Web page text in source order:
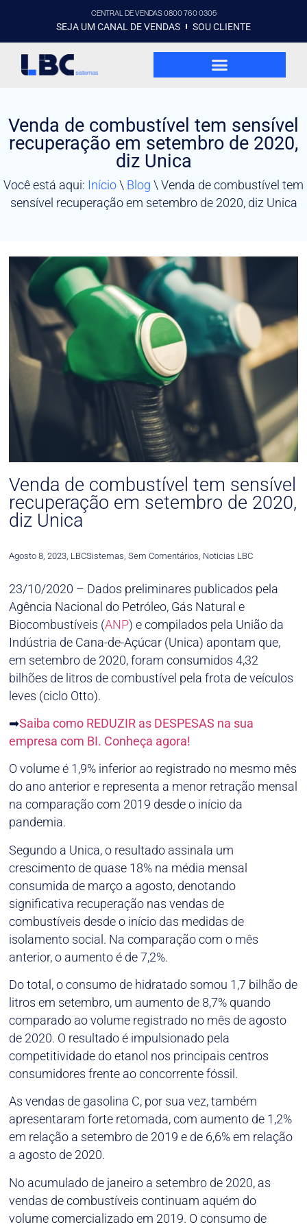
CENTRAL DE VENDAS 0800 760 0305
SEJA UM CANAL DE VENDAS SOU CLIENTE
Venda de combustível tem sensível
recuperação em setembro de 2020,
diz Unica
Você está aqui: Início\ Blog \ Venda de combustível tem
sensível recuperação em setembro de 2020, diz Unica
Venda de combustível tem sensível
recuperação em setembro de 2020,
diz Unica
Agosto 8, 2023, LBCSistemas, Sem Comentários, Noticias LBC
23/10/2020 – Dados preliminares publicados pela
Agência Nacional do Petróleo, Gás Natural e
Biocombustíveis (ANP) e compilados pela União da
Indústria de Cana-de-Açúcar (Unica) apontam que,
em setembro de 2020, foram consumidos 4,32
bilhões de litros de combustível pela frota de veículos
leves (ciclo Otto).
➡Saiba como REDUZIR as DESPESAS na sua
empresa com BI. Conheça agora!
O volume é 1,9% inferior ao registrado no mesmo mês
do ano anterior e representa a menor retração mensal
na comparação com 2019 desde o início da
pandemia.
Segundo a Unica, o resultado assinala um
crescimento de quase 18% na média mensal
consumida de março a agosto, denotando
significativa recuperação nas vendas de
combustíveis desde o início das medidas de
isolamento social. Na comparação com o mês
anterior, o aumento é de 7,2%.
Do total, o consumo de hidratado somou 1,7 bilhão de
litros em setembro, um aumento de 8,7% quando
comparado ao volume registrado no mês de agosto
de 2020. O resultado é impulsionado pela
competitividade do etanol nos principais centros
consumidores frente ao concorrente fóssil.
As vendas de gasolina C, por sua vez, também
apresentaram forte retomada, com aumento de 1,2%
em relação a setembro de 2019 e de 6,6% em relação
a agosto de 2020.
No acumulado de janeiro a setembro de 2020, as
vendas de combustíveis continuam aquém do
volume comercializado em 2019. O consumo de